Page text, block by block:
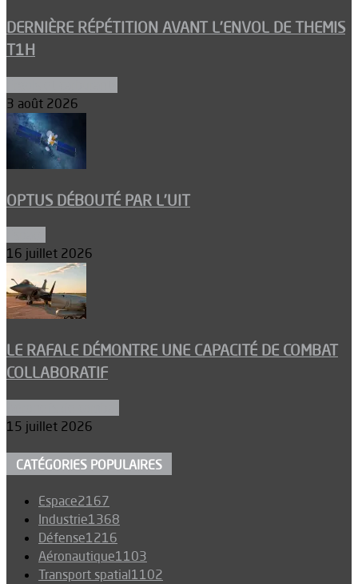
DERNIÈRE RÉPÉTITION AVANT L’ENVOL DE THEMIS
T1H
3 août 2026
OPTUS DÉBOUTÉ PAR L’UIT
16 juillet 2026
LE RAFALE DÉMONTRE UNE CAPACITÉ DE COMBAT
COLLABORATIF
15 juillet 2026
CATÉGORIES POPULAIRES
Espace2167
Industrie1368
Défense1216
Aéronautique1103
Transport spatial1102